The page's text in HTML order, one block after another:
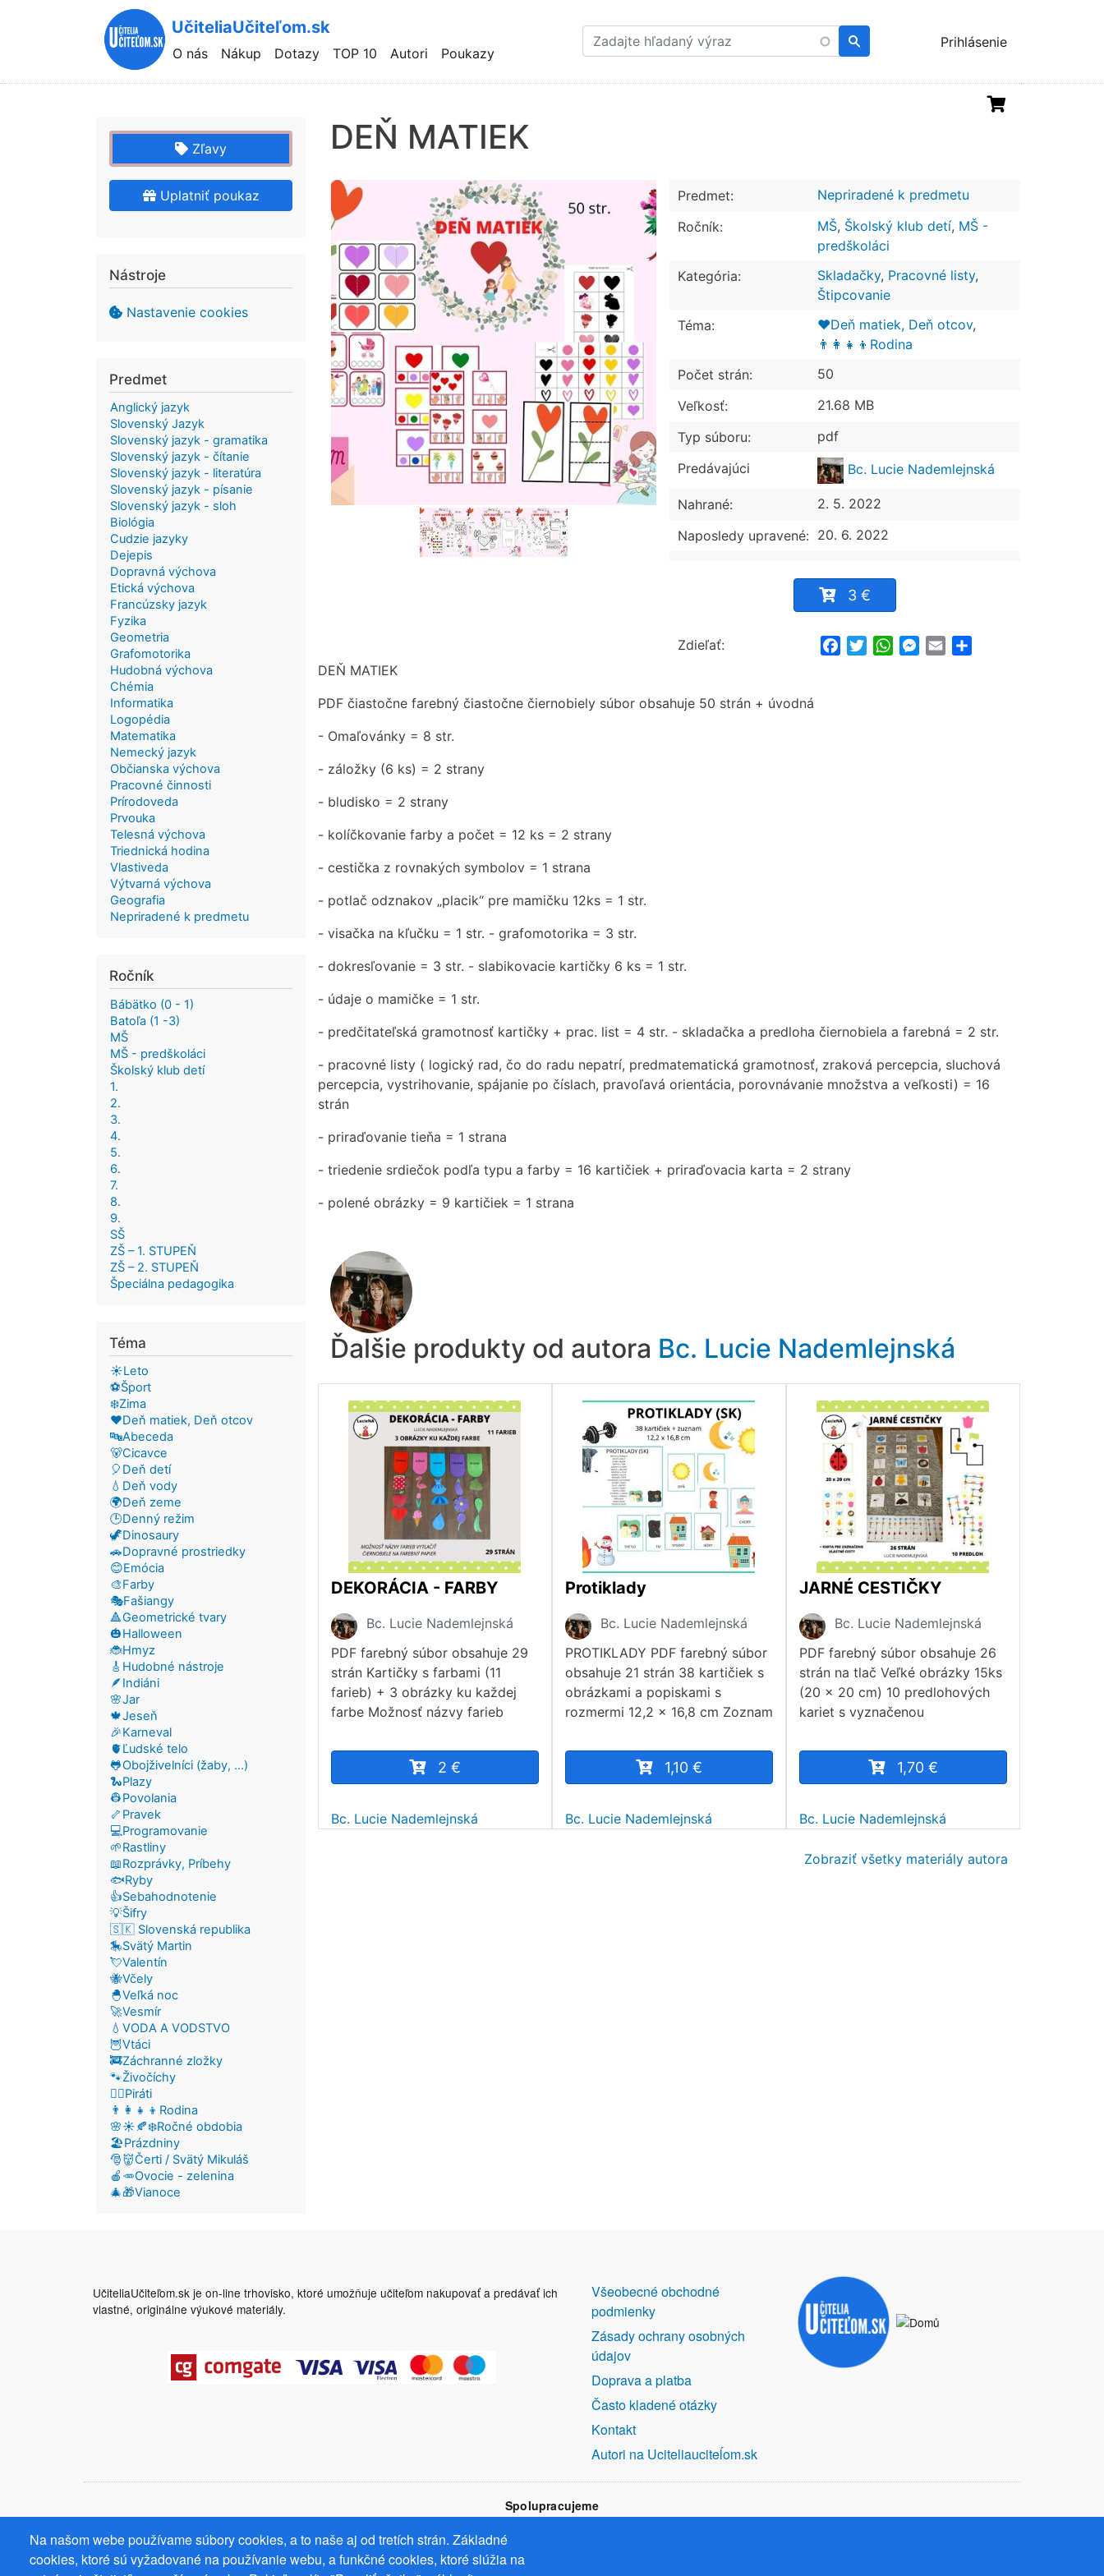
hlavný
UčiteliaUčiteľom.sk
Menu
Prihlásenie
Hlavní
navigace
O nás Nákup Dotazy TOP 10 Autori Poukazy
DEŇ MATIEK
Predmet:
Nepriradené k predmetu
Ročník:
MŠ, Školský klub detí, MŠ -
predškoláci
Kategória:
Skladačky, Pracovné listy,
Štipcovanie
Téma:
❤️Deň matiek, Deň otcov,
👨‍👩‍👧‍👦Rodina
Počet strán:
50
Veľkosť:
21.68 MB
Typ súboru:
pdf
Predávajúci
Bc. Lucie Nademlejnská
Nahrané:
2. 5. 2022
Naposledy upravené: 20. 6. 2022
3 €
Zdieľať: FacebookTwitterWhatsApp
Messenger
Email
DEŇ MATIEK
PDF čiastočne farebný čiastočne čiernobiely súbor obsahuje 50 strán + úvodná
- Omaľovánky = 8 str.
- záložky (6 ks) = 2 strany
- bludisko = 2 strany
- kolíčkovanie farby a počet = 12 ks = 2 strany
- cestička z rovnakých symbolov = 1 strana
- potlač odznakov „placik“ pre mamičku 12ks = 1 str.
- visačka na kľučku = 1 str. - grafomotorika = 3 str.
- dokresľovanie = 3 str. - slabikovacie kartičky 6 ks = 1 str.
- údaje o mamičke = 1 str.
- predčitateľská gramotnosť kartičky + prac. list = 4 str. - skladačka a predloha čiernobiela a farebná = 2 str.
- pracovné listy ( logický rad, čo do radu nepatrí, predmatematická gramotnosť, zraková percepcia, sluchová
percepcia, vystrihovanie, spájanie po číslach, pravoľavá orientácia, porovnávanie množstva a veľkosti) = 16
strán
- priraďovanie tieňa = 1 strana
- triedenie srdiečok podľa typu a farby = 16 kartičiek + priraďovacia karta = 2 strany
- polené obrázky = 9 kartičiek = 1 strana
Ďalšie produkty od autora Bc. Lucie Nademlejnská
DEKORÁCIA - FARBY
Bc. Lucie Nademlejnská
PDF farebný súbor obsahuje 29
strán Kartičky s farbami (11
farieb) + 3 obrázky ku každej
farbe Možnosť názvy farieb
2 €
Bc. Lucie Nademlejnská
Protiklady
Bc. Lucie Nademlejnská
PROTIKLADY PDF farebný súbor
obsahuje 21 strán 38 kartičiek s
obrázkami a popiskami s
rozmermi 12,2 x 16,8 cm Zoznam
1,10 €
Bc. Lucie Nademlejnská
JARNÉ CESTIČKY
Bc. Lucie Nademlejnská
PDF farebný súbor obsahuje 26
strán na tlač Veľké obrázky 15ks
(20 x 20 cm) 10 predlohových
kariet s vyznačenou
1,70 €
Bc. Lucie Nademlejnská
Zobraziť všetky materiály autora
Zľavy
Uplatniť poukaz
Nástroje
Nastavenie cookies
Predmet
Anglický jazyk
Slovenský Jazyk
Slovenský jazyk - gramatika
Slovenský jazyk - čítanie
Slovenský jazyk - literatúra
Slovenský jazyk - písanie
Slovenský jazyk - sloh
Biológia
Cudzie jazyky
Dejepis
Dopravná výchova
Etická výchova
Francúzsky jazyk
Fyzika
Geometria
Grafomotorika
Hudobná výchova
Chémia
Informatika
Logopédia
Matematika
Nemecký jazyk
Občianska výchova
Pracovné činnosti
Prírodoveda
Prvouka
Telesná výchova
Triednická hodina
Vlastiveda
Výtvarná výchova
Geografia
Nepriradené k predmetu
Ročník
Bábätko (0 - 1)
Batoľa (1 -3)
MŠ
MŠ - predškoláci
Školský klub detí
1.
2.
3.
4.
5.
6.
7.
8.
9.
SŠ
ZŠ – 1. STUPEŇ
ZŠ – 2. STUPEŇ
Špeciálna pedagogika
Téma
☀️Leto
⚽Šport
❄️Zima
❤️Deň matiek, Deň otcov
🔤Abeceda
🐻Cicavce
🎈Deň detí
💧Deň vody
🌍Deň zeme
🕒Denný režim
🦖Dinosaury
🚗Dopravné prostriedky
😊Emócia
🎨Farby
🎭Fašiangy
🔺Geometrické tvary
🎃Halloween
🐞Hmyz
🎸Hudobné nástroje
🪶Indiáni
🌸Jar
🍁Jeseň
🎉Karneval
🫀Ľudské telo
🐸Obojživelníci (žaby, ...)
🐍Plazy
👷Povolania
🦴Pravek
💻Programovanie
🌱Rastliny
📖Rozprávky, Príbehy
🐟Ryby
👍Sebahodnotenie
💡Šifry
🇸🇰 Slovenská republika
🎠Svätý Martin
💘Valentín
🐝Včely
🐣Veľká noc
🚀Vesmír
💧VODA A VODSTVO
🦉Vtáci
🚒Záchranné zložky
🐾Živočíchy
🏴‍☠️Piráti
👨‍👩‍👧‍👦Rodina
🌸☀️🍂❄️Ročné obdobia
🏖️Prázdniny
🎅👹Čerti / Svätý Mikuláš
🍎🥕Ovocie - zelenina
🎄🎁Vianoce
UčiteliaUčiteľom.sk je on-line trhovisko, ktoré umožňuje učiteľom nakupovať a predávať ich
vlastné, originálne výukové materiály.
Na našom webe používame súbory cookies, a to naše aj od tretích strán. Základné
cookies, ktoré sú vyžadované na používanie webu, a funkčné cookies, ktoré slúžia na
DALŠÍ
ODKAZY
Všeobecné obchodné
podmienky
Zásady ochrany osobných
údajov
Doprava a platba
Často kladené otázky
Kontakt
Autori na Uciteliauciteĺom.sk
Spolupracujeme